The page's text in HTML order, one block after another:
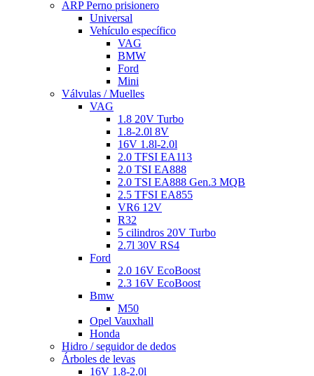
ARP Perno prisionero
Universal
Vehículo específico
VAG
BMW
Ford
Mini
Válvulas / Muelles
VAG
1.8 20V Turbo
1.8-2.0l 8V
16V 1.8l-2.0l
2.0 TFSI EA113
2.0 TSI EA888
2.0 TSI EA888 Gen.3 MQB
2.5 TFSI EA855
VR6 12V
R32
5 cilindros 20V Turbo
2.7l 30V RS4
Ford
2.0 16V EcoBoost
2.3 16V EcoBoost
Bmw
M50
Opel Vauxhall
Honda
Hidro / seguidor de dedos
Árboles de levas
16V 1.8-2.0l